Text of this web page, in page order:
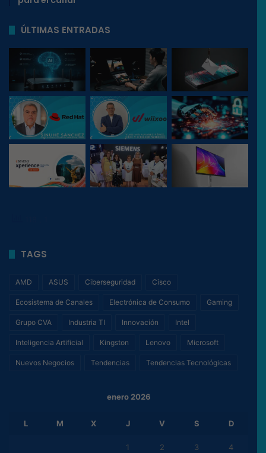
ÚLTIMAS ENTRADAS
TAGS
AMD ASUS Ciberseguridad Cisco
Ecosistema de Canales Electrónica de Consumo Gaming
Grupo CVA Industria TI Innovación Intel
Inteligencia Artificial Kingston Lenovo Microsoft
Nuevos Negocios Tendencias Tendencias Tecnológicas
enero 2026
L M X J V S D
1 2 3 4